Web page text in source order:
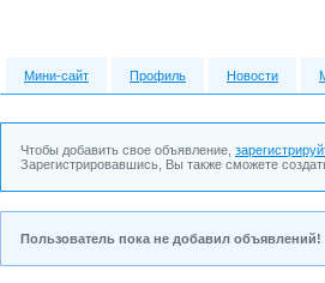
Мини-сайт Профиль Новости
Чтобы добавить свое объявление,
Зарегистрировавшись, Вы также сможете
Пользователь пока не добавил объявлений!